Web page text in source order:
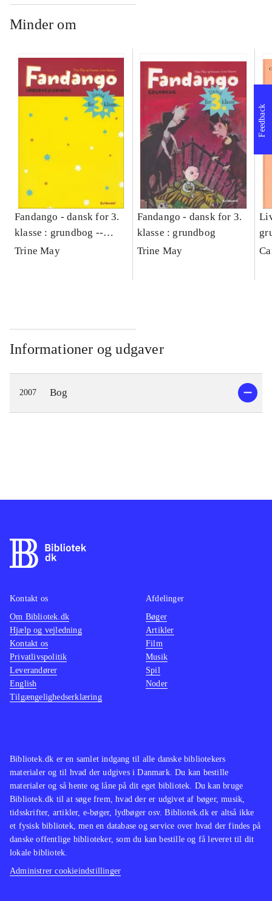
Minder om
Fandango - dansk for 3.
klasse : grundbog --
Lærervejledning
Trine May
Fandango - dansk for 3.
klasse : grundbog
Trine May
Informationer og udgaver
2007 Bog
Feedback
Bibliotek.dk er en samlet indgang til alle danske bibliotekers
materialer og til hvad der udgives i Danmark. Du kan bestille
materialer og så hente og låne på dit eget bibliotek. Du kan bruge
Bibliotek.dk til at søge frem, hvad der er udgivet af bøger, musik,
tidsskrifter, artikler, e-bøger, lydbøger osv. Bibliotek.dk er altså ikke
et fysisk bibliotek, men en database og service over hvad der findes på
danske offentlige biblioteker, som du kan bestille og få leveret til dit
lokale bibliotek.
Administrer cookieindstillinger
Kontakt os
Om Bibliotek.dk
Hjælp og vejledning
Kontakt os
Privatlivspolitik
Leverandører
English
Tilgængelighedserklæring
Afdelinger
Bøger
Artikler
Film
Musik
Spil
Noder